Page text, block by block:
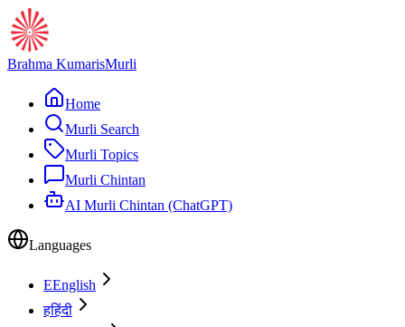
Brahma KumarisMurli
Home
Murli Search
Murli Topics
Murli Chintan
AI Murli Chintan (ChatGPT)
Languages
EEnglish
हहिंदी